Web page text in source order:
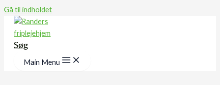
Gå til indholdet
Søg
Main Menu